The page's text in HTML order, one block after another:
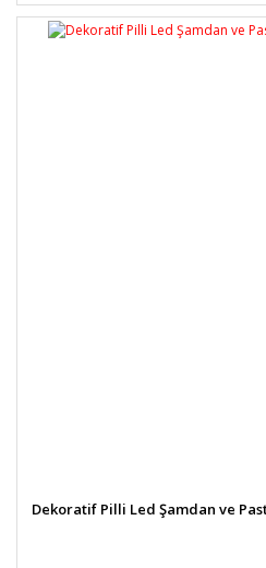
Dekoratif Pilli Led Şamdan ve